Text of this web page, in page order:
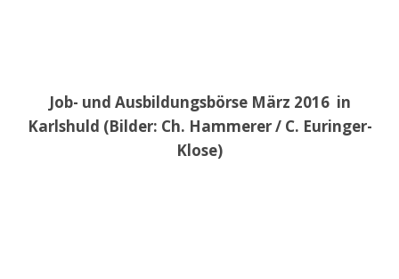
Job- und Ausbildungsbörse März 2016 in
Karlshuld (Bilder: Ch. Hammerer / C. Euringer-
Klose)